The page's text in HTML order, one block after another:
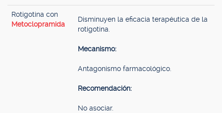
Rotigotina con
Metoclopramida
Disminuyen la eficacia terapéutica de la
rotigotina.
Mecanismo:
Antagonismo farmacológico.
Recomendación:
No asociar.